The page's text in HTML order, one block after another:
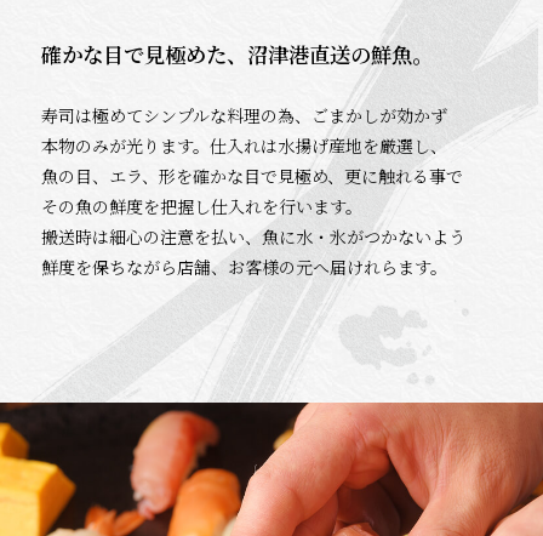
確かな目で見極めた、沼津港直送の鮮魚。
寿司は極めてシンプルな料理の為、ごまかしが効かず
本物のみが光ります。仕入れは水揚げ産地を厳選し、
魚の目、エラ、形を確かな目で見極め、更に触れる事で
その魚の鮮度を把握し仕入れを行います。
搬送時は細心の注意を払い、魚に水・氷がつかないよう
鮮度を保ちながら店舗、お客様の元へ届けれらます。